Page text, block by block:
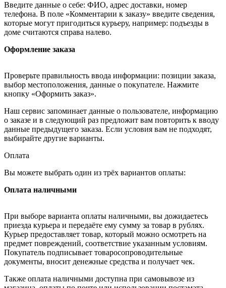
Введите данные о себе: ФИО, адрес доставки, номер
телефона. В поле «Комментарии к заказу» введите сведения,
которые могут пригодиться курьеру, например: подъезды в
доме считаются справа налево.
Оформление заказа
Проверьте правильность ввода информации: позиции заказа,
выбор местоположения, данные о покупателе. Нажмите
кнопку «Оформить заказ».
Наш сервис запоминает данные о пользователе, информацию
о заказе и в следующий раз предложит вам повторить к вводу
данные предыдущего заказа. Если условия вам не подходят,
выбирайте другие варианты.
Оплата
Вы можете выбрать один из трёх вариантов оплаты:
Оплата наличными
При выборе варианта оплаты наличными, вы дожидаетесь
приезда курьера и передаёте ему сумму за товар в рублях.
Курьер предоставляет товар, который можно осмотреть на
предмет повреждений, соответствие указанным условиям.
Покупатель подписывает товаросопроводительные
документы, вносит денежные средства и получает чек.
Также оплата наличными доступна при самовывозе из